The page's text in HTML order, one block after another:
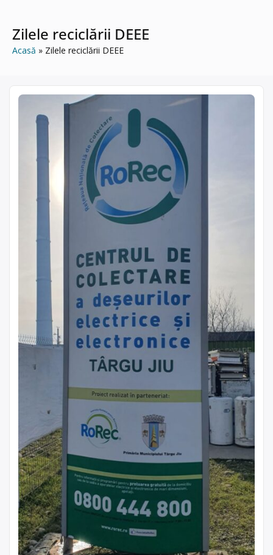
Zilele reciclării DEEE
Acasă Zilele reciclării DEEE